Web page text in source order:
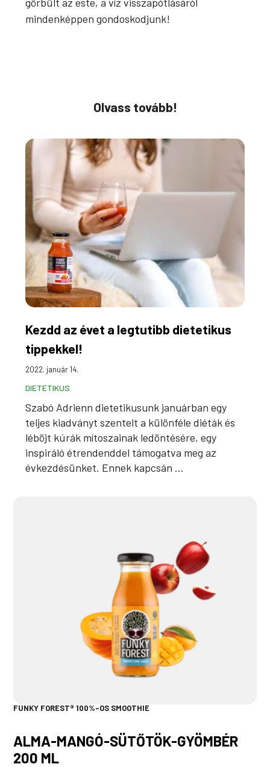
mindenképpen gondoskodjunk!
Olvass tovább!
Kezdd az évet a legtutibb dietetikus
tippekkel!
2022. január 14.
DIETETIKUS
Szabó Adrienn dietetikusunk januárban egy
teljes kiadványt szentelt a különféle diéták és
léböjt kúrák mítoszainak ledöntésére, egy
inspiráló étrendenddel támogatva meg az
évkezdésünket. Ennek kapcsán ...
FUNKY FOREST® 100%-OS SMOOTHIE
ALMA-MANGÓ-SÜTŐTÖK-GYÖMBÉR
200 ML